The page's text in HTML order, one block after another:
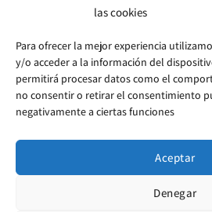
las cookies
Para ofrecer la mejor experiencia
y/o acceder a la información del
permitirá procesar datos como el
no consentir o retirar el consentimiento
negativamente a ciertas funciones
Aceptar
Denegar
exteriores en La Peña?
¿Realizáis
para comunidades o